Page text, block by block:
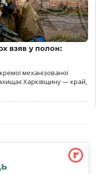
взяв у полон:
механізованої
Харківщину — край,